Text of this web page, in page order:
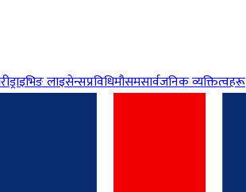
ड्राइभिङ लाइसेन्सप्रविधिमौसमसार्वजनिक व्यक्तित्वहरू